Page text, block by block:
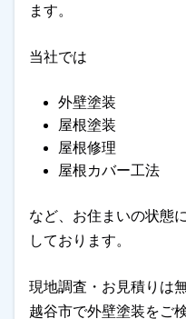
ます。
当社では
外壁塗装
屋根塗装
屋根修理
屋根カバー工法
など、お住まいの状態
しております。
現地調査・お見積りは
越谷市で外壁塗装をご